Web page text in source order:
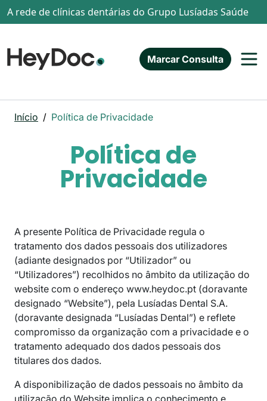
Passar para o conteúdo principal
A rede de clínicas dentárias do Grupo Lusíadas Saúde
Marcar Consulta
Início Política de Privacidade
Política de
Privacidade
A presente Política de Privacidade regula o
tratamento dos dados pessoais dos utilizadores
(adiante designados por “Utilizador” ou
“Utilizadores”) recolhidos no âmbito da utilização do
website com o endereço www.heydoc.pt (doravante
designado “Website”), pela Lusíadas Dental S.A.
(doravante designada “Lusíadas Dental”) e reflete
compromisso da organização com a privacidade e o
tratamento adequado dos dados pessoais dos
titulares dos dados.
A disponibilização de dados pessoais no âmbito da
utilização do Website implica o conhecimento e